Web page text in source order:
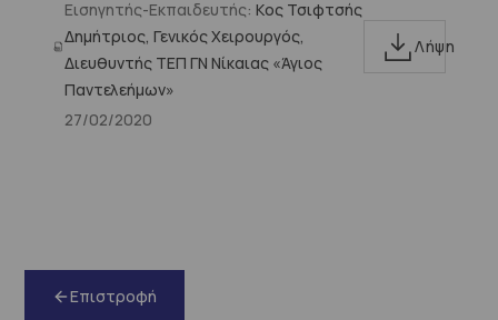
Εισηγητής-Εκπαιδευτής: Kος Τσιφτσής
Δημήτριος, Γενικός Χειρουργός,
Διευθυντής ΤΕΠ ΓΝ Νίκαιας «Άγιος
Παντελεήμων»
27/02/2020
Λήψη
Επιστροφή